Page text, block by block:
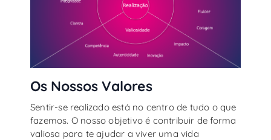
Os Nossos Valores
Sentir-se realizado está no centro de tudo o que
fazemos. O nosso objetivo é contribuir de forma
valiosa para te ajudar a viver uma vida